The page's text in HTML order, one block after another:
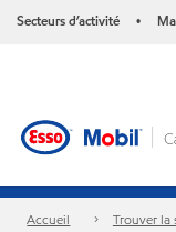
Secteurs d’activité •
Accueil Trouver la